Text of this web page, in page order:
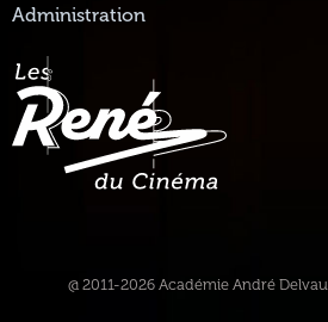
Administration
@ 2011-2026 Académie André